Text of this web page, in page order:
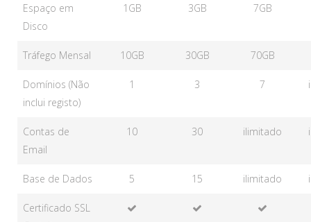
Espaço em
Disco
1GB 3GB 7GB
Tráfego Mensal 10GB 30GB 70GB
Domínios (Não
inclui registo)
1 3 7
Contas de
Email
10 30 ilimitado
Base de Dados 5 15 ilimitado
Certificado SSL